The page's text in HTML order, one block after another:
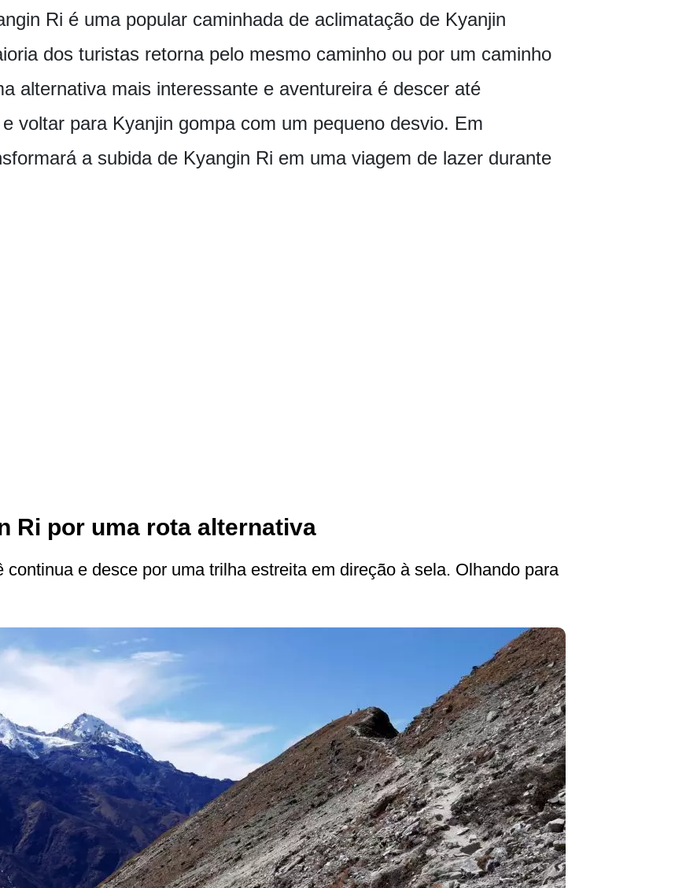
Ri é uma popular caminhada de aclimatação de Kyanjin
dos turistas retorna pelo mesmo caminho ou por um caminho
alternativa mais interessante e aventureira é descer até
voltar para Kyanjin gompa com um pequeno desvio. Em
a subida de Kyangin Ri em uma viagem de lazer durante
Ri por uma rota alternativa
e desce por uma trilha estreita em direção à sela. Olhando para